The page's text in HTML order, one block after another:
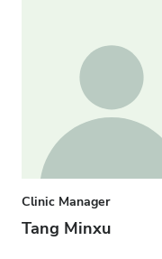
Clinic Manager
Tang Minxu